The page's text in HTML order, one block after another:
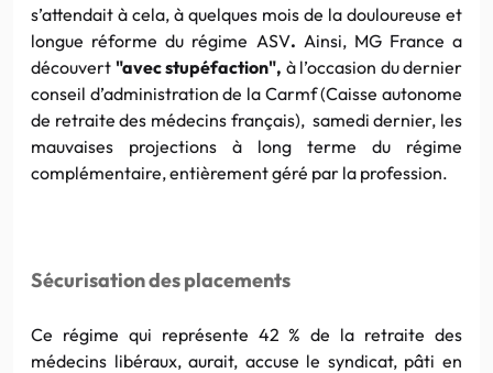
s’attendait à cela, à quelques mois de la douloureuse et
longue réforme du régime ASV. Ainsi, MG France a
découvert "avec stupéfaction", à l’occasion du dernier
conseil d’administration de la Carmf (Caisse autonome
de retraite des médecins français), samedi dernier, les
mauvaises projections à long terme du régime
complémentaire, entièrement géré par la profession.
Sécurisation des placements
Ce régime qui représente 42 % de la retraite des
médecins libéraux, aurait, accuse le syndicat, pâti en